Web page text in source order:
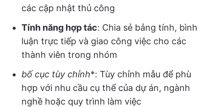
các cập nhật thủ công
Tính năng hợp tác: Chia sẻ bảng tính, bình
luận trực tiếp và giao công việc cho các
thành viên trong nhóm
bố cục tùy chỉnh*: Tùy chỉnh mẫu để phù
hợp với nhu cầu cụ thể của dự án, ngành
nghề hoặc quy trình làm việc